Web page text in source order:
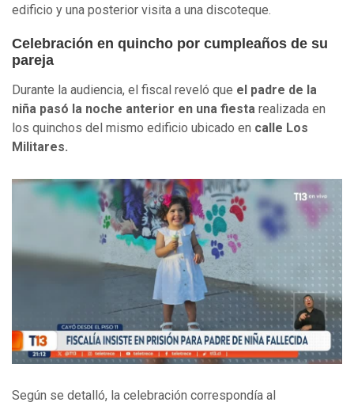
edificio y una posterior visita a una discoteque.
Celebración en quincho por cumpleaños de su
pareja
Durante la audiencia, el fiscal reveló que el padre de la
niña pasó la noche anterior en una fiesta realizada en
los quinchos del mismo edificio ubicado en calle Los
Militares.
Según se detalló, la celebración correspondía al